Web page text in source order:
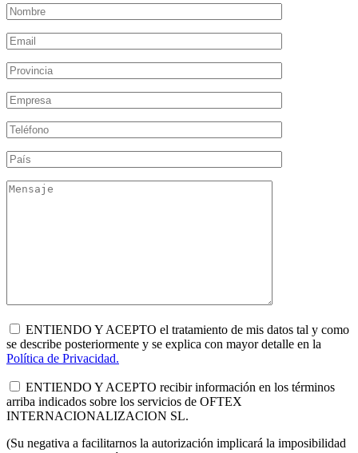
ENTIENDO Y ACEPTO el tratamiento de mis datos tal y como
se describe posteriormente y se explica con mayor detalle en la
Política de Privacidad.
ENTIENDO Y ACEPTO recibir información en los términos
arriba indicados sobre los servicios de OFTEX
INTERNACIONALIZACION SL.
(Su negativa a facilitarnos la autorización implicará la imposibilidad